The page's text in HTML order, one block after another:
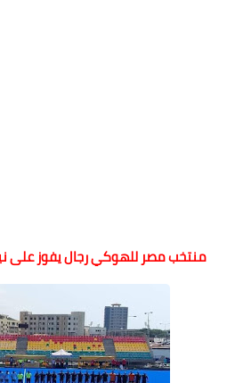
منتخب مصر للهوكي رجال يفوز على